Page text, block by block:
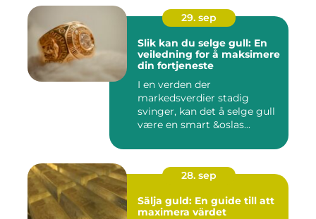
29. sep
Slik kan du selge gull: En
veiledning for å maksimere
din fortjeneste
I en verden der
markedsverdier stadig
svinger, kan det å selge gull
være en smart &oslas...
28. sep
Sälja guld: En guide till att
maximera värdet